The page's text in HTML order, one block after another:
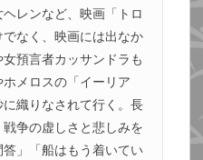
レンなど、映画「トロ
なく、映画には出なか
預言者カッサンドラも
メロスの「イーリア
織りなされて行く。長
争の虚しさと悲しみを
」「船はもう着いてい